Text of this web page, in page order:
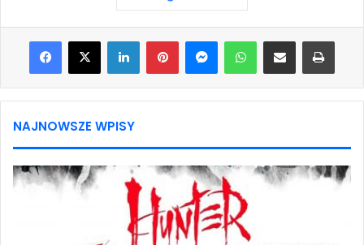
Facebook
X LinkedInPinterestMessengerWhatsAppShare via Email Print
NAJNOWSZE WPISY